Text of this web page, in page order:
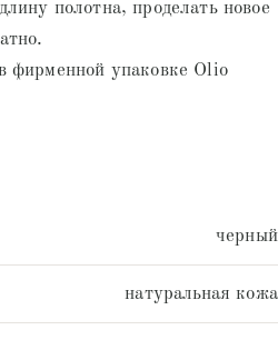
полотна, проделать новое
фирменной упаковке Olio
черный
натуральная кожа